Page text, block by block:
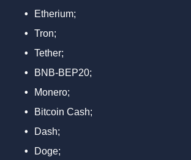
Etherium;
Tron;
Tether;
BNB-BEP20;
Monero;
Bitcoin Cash;
Dash;
Doge;